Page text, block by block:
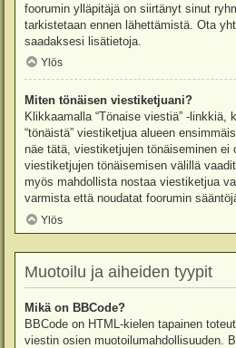
foorumin ylläpitäjä on siirtänyt sinut
tarkistetaan ennen lähettämistä. Ota
saadaksesi lisätietoja.
Ylös
Miten tönäisen viestiketjuani?
Klikkaamalla “Tönaise viestiä” -linkkiä,
“tönäistä” viestiketjua alueen
näe tätä, viestiketjujen tönäiseminen ei
viestiketjujen tönäisemisen välillä
myös mahdollista nostaa viestiketjua
varmista että noudatat foorumin
Ylös
Muotoilu ja aiheiden tyypit
Mikä on BBCode?
BBCode on HTML-kielen tapainen
viestin osien muotoilumahdollisuuden.